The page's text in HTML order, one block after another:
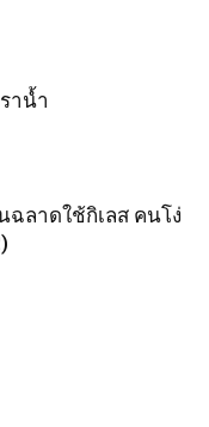
าน้ำ
ลาดใช้กิเลส คนโง่